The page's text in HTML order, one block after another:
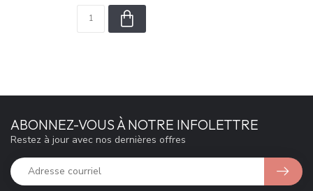
ABONNEZ-VOUS À NOTRE INFOLETTRE
Restez à jour avec nos dernières offres